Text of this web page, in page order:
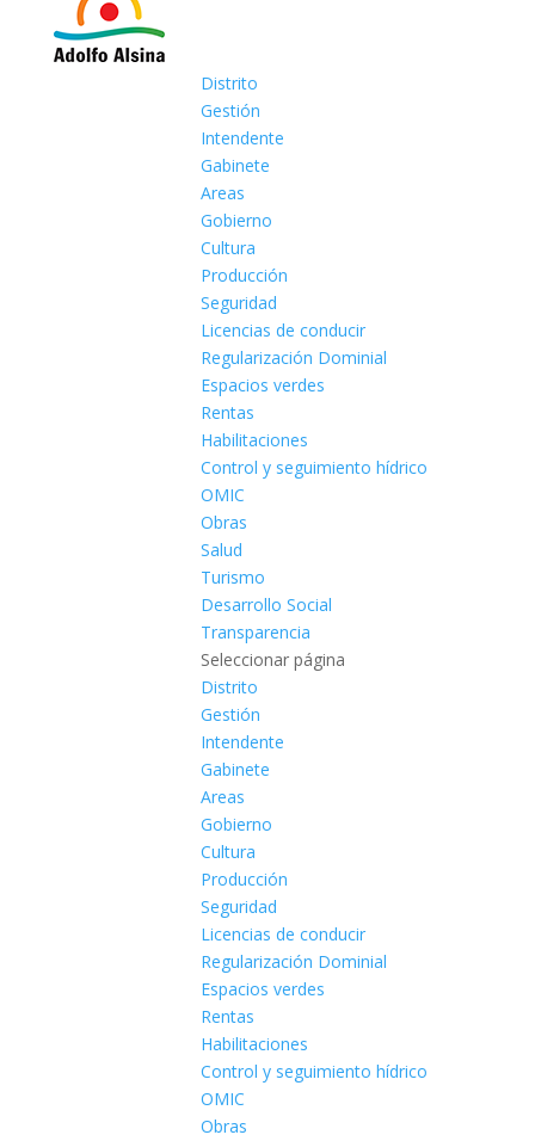
Distrito
Gestión
Intendente
Gabinete
Areas
Gobierno
Cultura
Producción
Seguridad
Licencias de conducir
Regularización Dominial
Espacios verdes
Rentas
Habilitaciones
Control y seguimiento hídrico
OMIC
Obras
Salud
Turismo
Desarrollo Social
Transparencia
Seleccionar página
Distrito
Gestión
Intendente
Gabinete
Areas
Gobierno
Cultura
Producción
Seguridad
Licencias de conducir
Regularización Dominial
Espacios verdes
Rentas
Habilitaciones
Control y seguimiento hídrico
OMIC
Obras